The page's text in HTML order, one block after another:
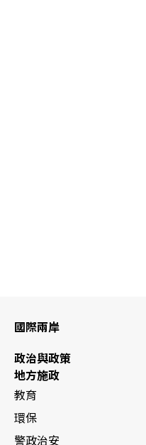
國際兩岸
政治與政策
地方施政
教育
環保
警政治安